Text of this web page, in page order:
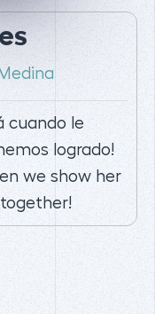
cuando le
logrado!
we show her